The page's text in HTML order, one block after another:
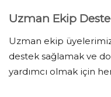
Uzman Ekip
Uzman ekip
destek sağlamak ve
yardımcı olmak için